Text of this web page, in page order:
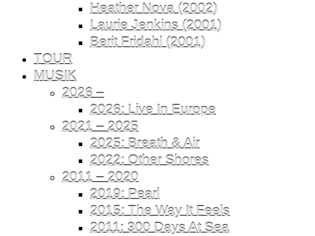
Heather Nova (2002)
Laurie Jenkins (2001)
Berit Fridahl (2001)
TOUR
MUSIK
2026 –
2026: Live In Europe
2021 – 2025
2025: Breath & Air
2022: Other Shores
2011 – 2020
2019: Pearl
2015: The Way It Feels
2011: 300 Days At Sea